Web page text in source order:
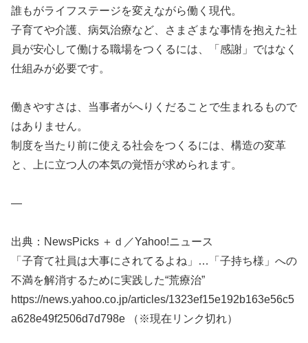
誰もがライフステージを変えながら働く現代。
子育てや介護、病気治療など、さまざまな事情を抱えた社
員が安心して働ける職場をつくるには、「感謝」ではなく
仕組みが必要です。
働きやすさは、当事者がへりくだることで生まれるもので
はありません。
制度を当たり前に使える社会をつくるには、構造の変革
と、上に立つ人の本気の覚悟が求められます。
—
出典：NewsPicks ＋ｄ／Yahoo!ニュース
「子育て社員は大事にされてるよね」…「子持ち様」への
不満を解消するために実践した“荒療治”
https://news.yahoo.co.jp/articles/1323ef15e192b163e56c5
a628e49f2506d7d798e （※現在リンク切れ）